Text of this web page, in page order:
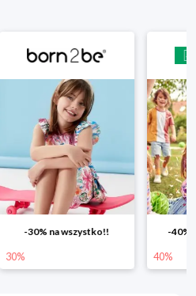
-30% na wszystko!!
30%
-40%
40%